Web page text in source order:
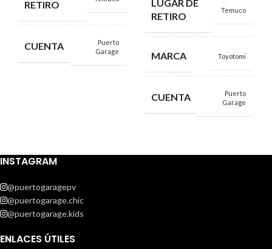
RETIRO
CUENTA
Puerto
Garage
LUGAR DE
RETIRO
Temuco
MARCA Toyotomi
CUENTA
Puerto
Garage
INSTAGRAM
@puertogaragepv
@puertogarage.chic
@puertogarage.kids
ENLACES ÚTILES